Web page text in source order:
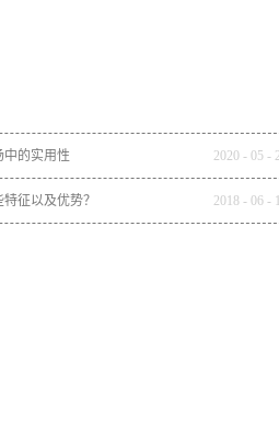
中的实用性 2020 - 05 -
征以及优势？ 2018 - 06 -